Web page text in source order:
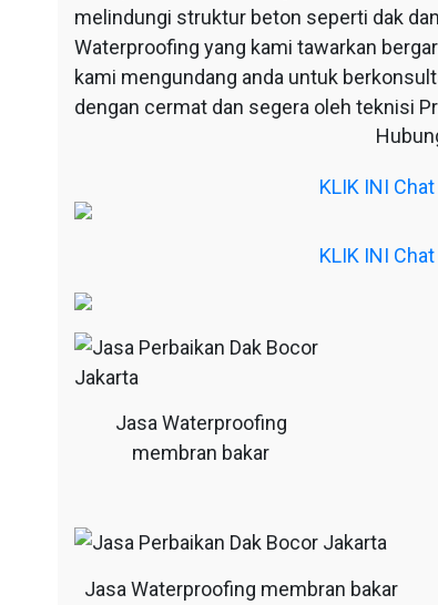
melindungi struktur beton seperti dak
Waterproofing yang kami tawarkan
kami mengundang anda untuk
dengan cermat dan segera oleh teknisi
KLIK INI
KLIK INI
Jasa Waterproofing
membran bakar
Jasa Waterproofing membran bakar